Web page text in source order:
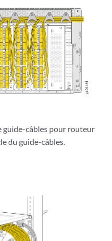
guide-câbles pour routeur
du guide-câbles.